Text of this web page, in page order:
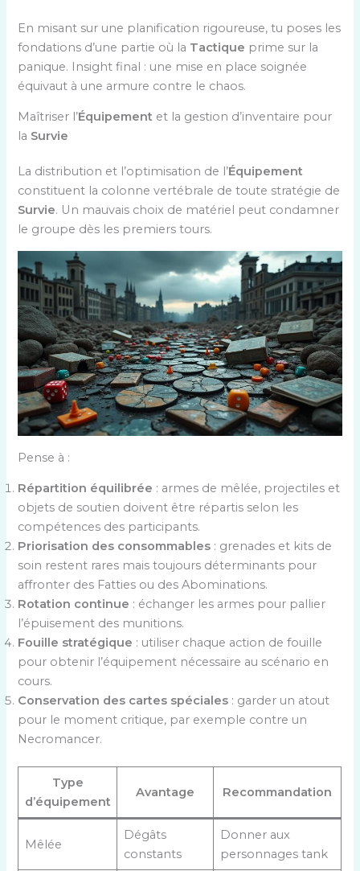
En misant sur une planification rigoureuse, tu poses les
fondations d’une partie où la Tactique prime sur la
panique. Insight final : une mise en place soignée
équivaut à une armure contre le chaos.
Maîtriser l’Équipement et la gestion d’inventaire pour
la Survie
La distribution et l’optimisation de l’Équipement
constituent la colonne vertébrale de toute stratégie de
Survie. Un mauvais choix de matériel peut condamner
le groupe dès les premiers tours.
Pense à :
Répartition équilibrée : armes de mêlée, projectiles et
objets de soutien doivent être répartis selon les
compétences des participants.
Priorisation des consommables : grenades et kits de
soin restent rares mais toujours déterminants pour
affronter des Fatties ou des Abominations.
Rotation continue : échanger les armes pour pallier
l’épuisement des munitions.
Fouille stratégique : utiliser chaque action de fouille
pour obtenir l’équipement nécessaire au scénario en
cours.
Conservation des cartes spéciales : garder un atout
pour le moment critique, par exemple contre un
Necromancer.
Type
d’équipement
Avantage Recommandation
Mêlée
Dégâts
constants
Donner aux
personnages tank